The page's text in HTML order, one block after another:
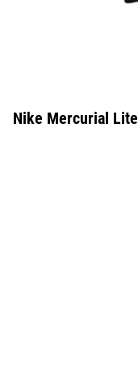
Nike Mercurial Lite